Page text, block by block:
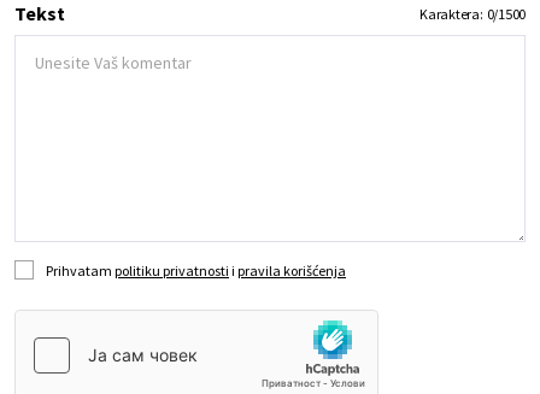
Tekst Karaktera: 0/1500
Prihvatam politiku privatnosti i pravila korišćenja